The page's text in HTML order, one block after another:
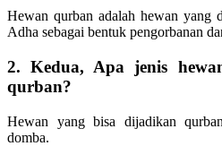
Hewan qurban adalah hewan yang
Adha sebagai bentuk pengorbanan
2. Kedua, Apa jenis
qurban?
Hewan yang bisa dijadikan
domba.